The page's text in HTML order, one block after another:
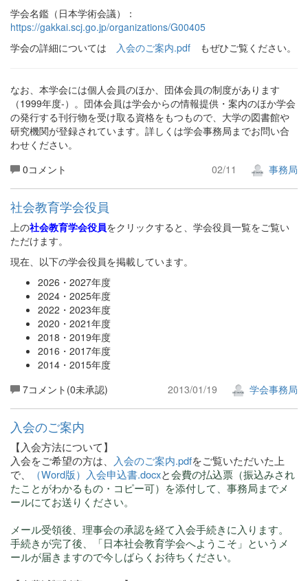
学会名鑑（日本学術会議）：
https://gakkai.scj.go.jp/organizations/G00405
学会の詳細については
入会のご案内.pdf もぜひご覧ください。
なお、本学会には個人会員のほか、団体会員の制度があります
（1999年度-）。団体会員は学会からの情報提供・案内のほか学会
の発行する刊行物を受け取る資格をもつもので、大学の図書館や
研究機関が登録されています。詳しくは学会事務局までお問い合
わせください。
0コメント
02/11 事務局
社会教育学会役員
上の社会教育学会役員をクリックすると、学会役員一覧をご覧い
ただけます。
現在、以下の学会役員を掲載しています。
2026・2027年度
2024・2025年度
2022・2023年度
2020・2021年度
2018・2019年度
2016・2017年度
2014・2015年度
7コメント(0未承認)
2013/01/19 学会事務局
入会のご案内
【入会方法について】
入会をご希望の方は、 入会のご案内.pdfをご覧いただいた上
で、
（Word版）入会申込書.docxと会費の払込票（振込みされ
たことがわかるもの・コピー可）を添付して、事務局までメ
ールにてお送りください。
メール受領後、理事会の承認を経て入会手続きに入ります。
手続きが完了後、「日本社会教育学会へようこそ」というメ
ールが届きますので今しばらくお待ちください。